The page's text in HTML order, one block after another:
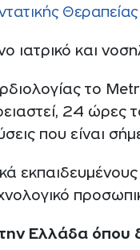
Θεραπείας
ιατρικό και
το
24 ώρες
που είναι
Ελλάδα όπου